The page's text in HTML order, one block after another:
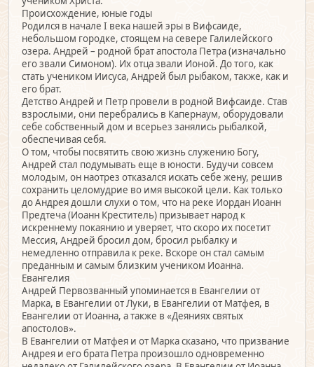
Происхождение, юные годы
Родился в начале I века нашей эры в Вифсаиде,
небольшом городке, стоящем на севере Галилейского
озера. Андрей – родной брат апостола Петра (изначально
его звали Симоном). Их отца звали Ионой. До того, как
стать учеником Иисуса, Андрей был рыбаком, также, как и
его брат.
Детство Андрей и Петр провели в родной Вифсаиде. Став
взрослыми, они перебрались в Капернаум, оборудовали
себе собственный дом и всерьез занялись рыбалкой,
обеспечивая себя.
О том, чтобы посвятить свою жизнь служению Богу,
Андрей стал подумывать еще в юности. Будучи совсем
молодым, он наотрез отказался искать себе жену, решив
сохранить целомудрие во имя высокой цели. Как только
до Андрея дошли слухи о том, что на реке Иордан Иоанн
Предтеча (Иоанн Креститель) призывает народ к
искреннему покаянию и уверяет, что скоро их посетит
Мессия, Андрей бросил дом, бросил рыбалку и
немедленно отправила к реке. Вскоре он стал самым
преданным и самым близким учеником Иоанна.
Евангелия
Андрей Первозванный упоминается в Евангелии от
Марка, в Евангелии от Луки, в Евангелии от Матфея, в
Евангелии от Иоанна, а также в «Деяниях святых
апостолов».
В Евангелии от Матфея и от Марка сказано, что призвание
Андрея и его брата Петра произошло одновременно